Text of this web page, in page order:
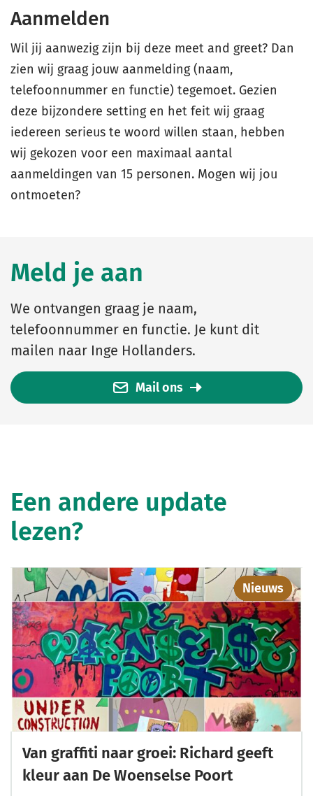
Aanmelden
Wil jij aanwezig zijn bij deze meet and greet? Dan
zien wij graag jouw aanmelding (naam,
telefoonnummer en functie) tegemoet. Gezien
deze bijzondere setting en het feit wij graag
iedereen serieus te woord willen staan, hebben
wij gekozen voor een maximaal aantal
aanmeldingen van 15 personen. Mogen wij jou
ontmoeten?
Meld je aan
We ontvangen graag je naam,
telefoonnummer en functie. Je kunt dit
mailen naar Inge Hollanders.
Mail ons
Een andere update
lezen?
Van graffiti naar groei: Richard geeft
kleur aan De Woenselse Poort
Nieuws